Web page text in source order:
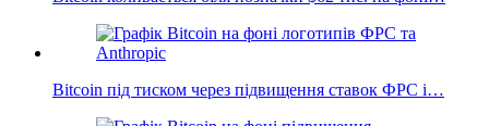
Bitcoin під тиском через підвищення ставок ФРС і…